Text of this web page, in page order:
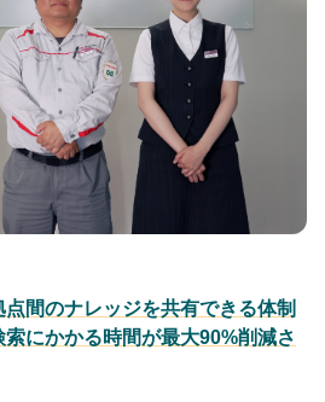
間のナレッジを共有できる体制
にかかる時間が最大90%削減さ